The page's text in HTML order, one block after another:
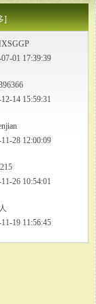
]
01 17:39:39
14 15:59:31
28 12:00:09
26 10:54:01
19 11:56:45